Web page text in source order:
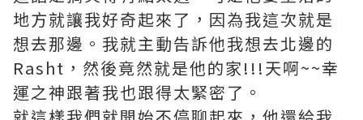
地方就讓我好奇起來了，因為我這次就是
想去那邊。我就主動告訴他我想去北邊的
Rasht，然後竟然就是他的家!!!天啊~~幸
運之神跟著我也跟得太緊密了。